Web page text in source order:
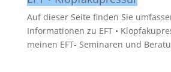
Auf dieser Seite finden Sie
Informationen zu EFT •
meinen EFT- Seminaren und